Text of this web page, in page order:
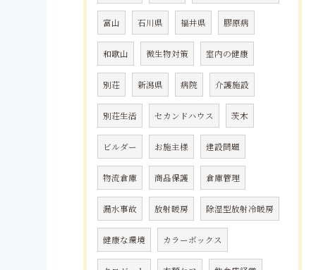
富山 石川県 福井県 膠原病
和歌山 微生物対策 室内の健康
別荘 新潟県 病院 介護施設
別荘生活 セカンドハウス 茨木
ビルダー お施主様 建設問題
物流倉庫 商品保護 倉庫管理
漏水事故 放射暖房 除湿型放射冷暖房
健康な環境 カラーボックス